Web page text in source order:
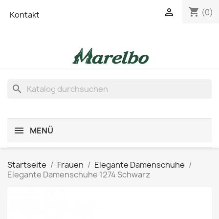
Kontakt shopping_cart (0)

search
MENÜ
Startseite Frauen
Elegante Damenschuhe
Elegante Damenschuhe 1274 Schwarz